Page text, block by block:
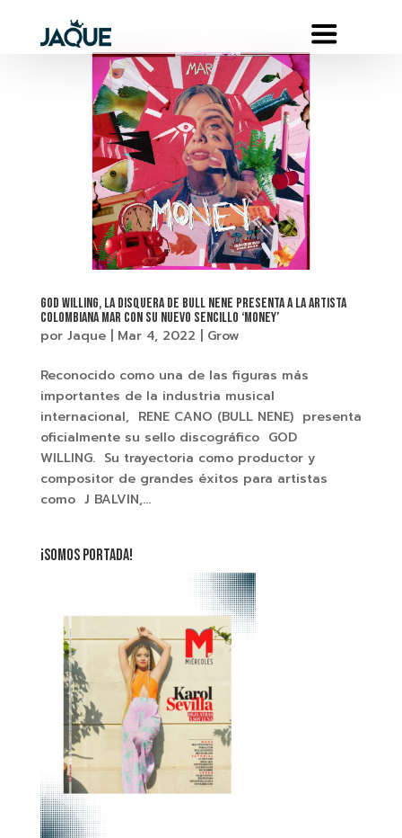
GOD WILLING, LA DISQUERA DE BULL NENE PRESENTA A LA ARTISTA
COLOMBIANA MAR CON SU NUEVO SENCILLO ‘MONEY’
por Jaque| Mar 4, 2022 Grow
Reconocido como una de las figuras más
importantes de la industria musical
internacional, RENE CANO (BULL NENE) presenta
oficialmente su sello discográfico GOD
WILLING. Su trayectoria como productor y
compositor de grandes éxitos para artistas
como J BALVIN,...
¡SOMOS PORTADA!